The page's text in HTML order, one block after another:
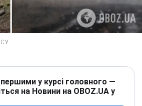
у курсі головного —
на Новини на OBOZ.UA у